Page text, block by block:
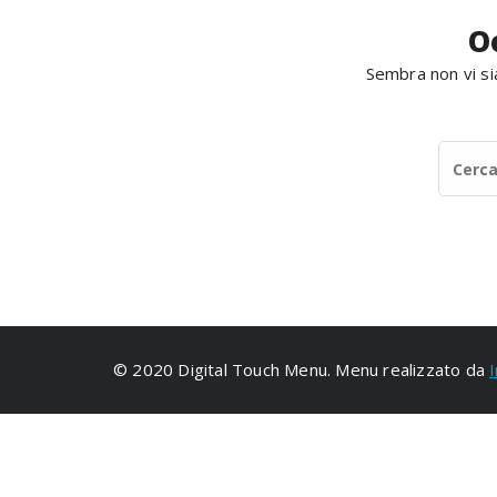
Sembra non vi
© 2020 Digital Touch Menu. Menu realizzato da